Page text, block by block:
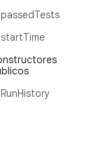
passedTests
startTime
RunHistory